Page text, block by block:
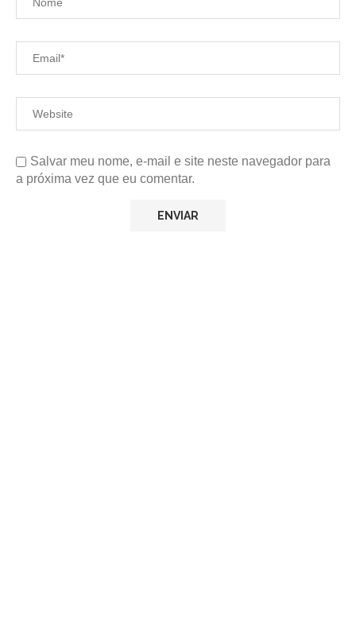
Salvar meu nome, e-mail e site neste navegador para
a próxima vez que eu comentar.